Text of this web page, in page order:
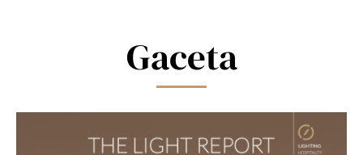
Gaceta